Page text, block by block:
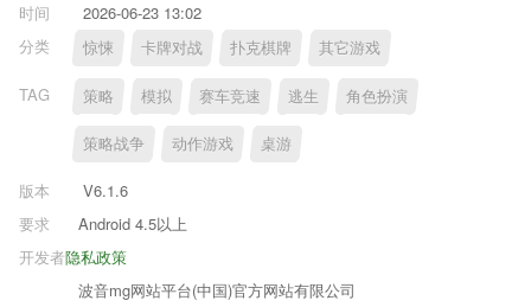
时间
2026-06-23 13:02
分类
惊悚 卡牌对战 扑克棋牌 其它游戏
TAG 策略 模拟 赛车竞速 逃生 角色扮演
策略战争 动作游戏 桌游
版本
V6.1.6
要求
Android 4.5以上
隐私政策
开发者
波音mg网站平台(中国)官方网站有限公司